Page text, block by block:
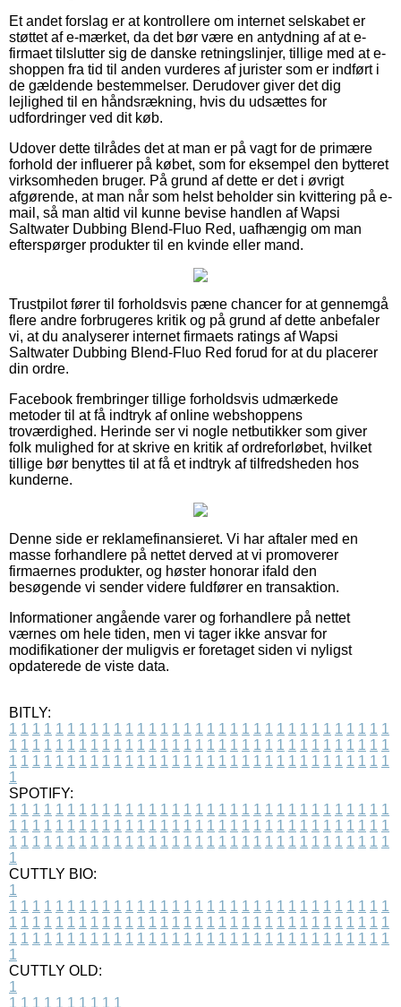
Et andet forslag er at kontrollere om internet selskabet er
støttet af e-mærket, da det bør være en antydning af at e-
firmaet tilslutter sig de danske retningslinjer, tillige med at e-
shoppen fra tid til anden vurderes af jurister som er indført i
de gældende bestemmelser. Derudover giver det dig
lejlighed til en håndsrækning, hvis du udsættes for
udfordringer ved dit køb.
Udover dette tilrådes det at man er på vagt for de primære
forhold der influerer på købet, som for eksempel den bytteret
virksomheden bruger. På grund af dette er det i øvrigt
afgørende, at man når som helst beholder sin kvittering på e-
mail, så man altid vil kunne bevise handlen af Wapsi
Saltwater Dubbing Blend-Fluo Red, uafhængig om man
efterspørger produkter til en kvinde eller mand.
Trustpilot fører til forholdsvis pæne chancer for at gennemgå
flere andre forbrugeres kritik og på grund af dette anbefaler
vi, at du analyserer internet firmaets ratings af Wapsi
Saltwater Dubbing Blend-Fluo Red forud for at du placerer
din ordre.
Facebook frembringer tillige forholdsvis udmærkede
metoder til at få indtryk af online webshoppens
troværdighed. Herinde ser vi nogle netbutikker som giver
folk mulighed for at skrive en kritik af ordreforløbet, hvilket
tillige bør benyttes til at få et indtryk af tilfredsheden hos
kunderne.
Denne side er reklamefinansieret. Vi har aftaler med en
masse forhandlere på nettet derved at vi promoverer
firmaernes produkter, og høster honorar ifald den
besøgende vi sender videre fuldfører en transaktion.
Informationer angående varer og forhandlere på nettet
værnes om hele tiden, men vi tager ikke ansvar for
modifikationer der muligvis er foretaget siden vi nyligst
opdaterede de viste data.
BITLY:
1 1 1 1 1 1 1 1 1 1 1 1 1 1 1 1 1 1 1 1 1 1 1 1 1 1 1 1 1 1 1 1 1
1 1 1 1 1 1 1 1 1 1 1 1 1 1 1 1 1 1 1 1 1 1 1 1 1 1 1 1 1 1 1 1 1
1 1 1 1 1 1 1 1 1 1 1 1 1 1 1 1 1 1 1 1 1 1 1 1 1 1 1 1 1 1 1 1 1
1
SPOTIFY:
1 1 1 1 1 1 1 1 1 1 1 1 1 1 1 1 1 1 1 1 1 1 1 1 1 1 1 1 1 1 1 1 1
1 1 1 1 1 1 1 1 1 1 1 1 1 1 1 1 1 1 1 1 1 1 1 1 1 1 1 1 1 1 1 1 1
1 1 1 1 1 1 1 1 1 1 1 1 1 1 1 1 1 1 1 1 1 1 1 1 1 1 1 1 1 1 1 1 1
1
CUTTLY BIO:
1
1 1 1 1 1 1 1 1 1 1 1 1 1 1 1 1 1 1 1 1 1 1 1 1 1 1 1 1 1 1 1 1 1
1 1 1 1 1 1 1 1 1 1 1 1 1 1 1 1 1 1 1 1 1 1 1 1 1 1 1 1 1 1 1 1 1
1 1 1 1 1 1 1 1 1 1 1 1 1 1 1 1 1 1 1 1 1 1 1 1 1 1 1 1 1 1 1 1 1
1
CUTTLY OLD:
1
1 1 1 1 1 1 1 1 1 1